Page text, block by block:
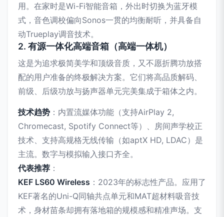
用。在家时是Wi-Fi智能音箱，外出时切换为蓝牙模
式，音色调校偏向Sonos一贯的均衡耐听，并具备自
动Trueplay调音技术。
2. 有源一体化高端音箱（高端一体机）
这是为追求极简美学和顶级音质，又不愿折腾功放搭
配的用户准备的终极解决方案。它们将高品质解码、
前级、后级功放与扬声器单元完美集成于箱体之内。
技术趋势 ：内置流媒体功能（支持AirPlay 2,
Chromecast, Spotify Connect等）、房间声学校正
技术、支持高规格无线传输（如aptX HD, LDAC）是
主流。数字与模拟输入接口齐全。
代表推荐 ：
KEF LS60 Wireless ：2023年的标志性产品。应用了
KEF著名的Uni-Q同轴共点单元和MAT超材料吸音技
术，身材苗条却拥有落地箱的规模感和精准声场。支